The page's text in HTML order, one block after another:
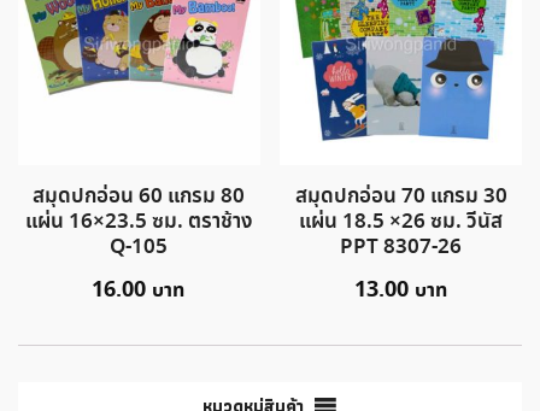
สมุดปกอ่อน 60 แกรม 80
แผ่น 16×23.5 ซม. ตราช้าง
Q-105
16.00
สมุดปกอ่อน 70 แกรม 30
แผ่น 18.5 ×26 ซม. วีนัส
PPT 8307-26
13.00